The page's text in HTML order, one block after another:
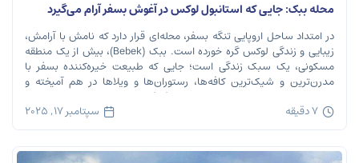
محله ببک: جایی که استانبول لوکس در آغوش بسفر آرام می‌گیرد
در امتداد ساحل اروپایی تنگه بسفر، محله‌ای قرار دارد که نامش با آرامش،
زیبایی و زندگی لوکس گره خورده است. ببک (Bebek)، بیش از یک منطقه
مسکونی، یک سبک زندگی است؛ جایی که طبیعت خیره‌کننده بسفر با
مدرن‌ترین و شیک‌ترین کافه‌ها، رستوران‌ها و ویلاها در هم آمیخته و
تصویری بی‌نظیر از استانبول معاصر را به […]
7 دقیقه سپتامبر 17, 2025